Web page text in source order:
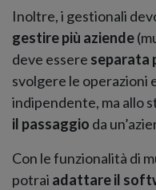
Inoltre, i gestionali
gestire più aziende
deve essere separata
svolgere le operazioni
indipendente, ma allo
il passaggio da
Con le funzionalità di
potrai adattare il